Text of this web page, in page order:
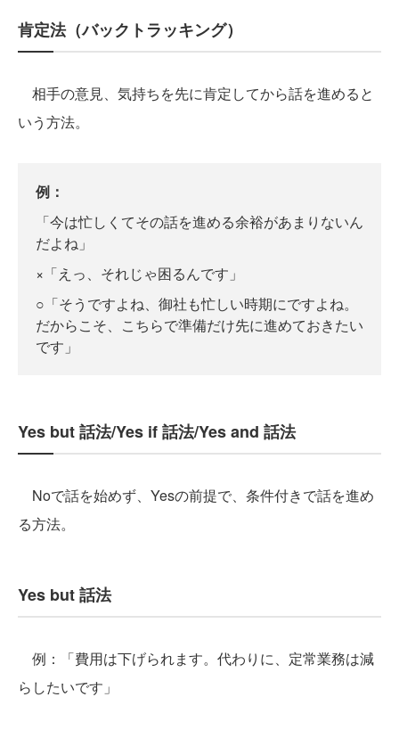
肯定法（バックトラッキング）
相手の意見、気持ちを先に肯定してから話を進めると
いう方法。
例：
「今は忙しくてその話を進める余裕があまりないん
だよね」
×「えっ、それじゃ困るんです」
○「そうですよね、御社も忙しい時期にですよね。
だからこそ、こちらで準備だけ先に進めておきたい
です」
Yes but 話法/Yes if 話法/Yes and 話法
Noで話を始めず、Yesの前提で、条件付きで話を進め
る方法。
Yes but 話法
例：「費用は下げられます。代わりに、定常業務は減
らしたいです」